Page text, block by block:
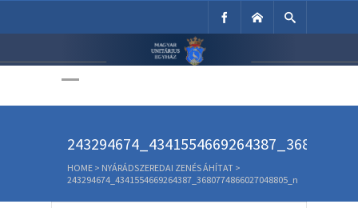
Unitárius Egyház
HOME > NYÁRÁDSZEREDAI ZENÉS ÁHÍTAT >
243294674_4341554669264387_3680774866027048805_n